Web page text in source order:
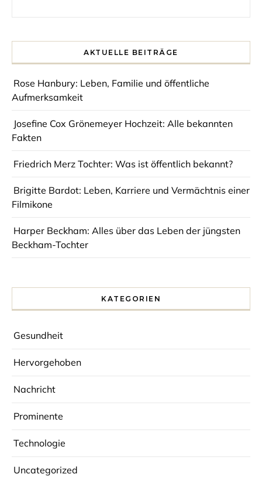
AKTUELLE BEITRÄGE
Rose Hanbury: Leben, Familie und öffentliche
Aufmerksamkeit
Josefine Cox Grönemeyer Hochzeit: Alle bekannten
Fakten
Friedrich Merz Tochter: Was ist öffentlich bekannt?
Brigitte Bardot: Leben, Karriere und Vermächtnis einer
Filmikone
Harper Beckham: Alles über das Leben der jüngsten
Beckham-Tochter
KATEGORIEN
Gesundheit
Hervorgehoben
Nachricht
Prominente
Technologie
Uncategorized